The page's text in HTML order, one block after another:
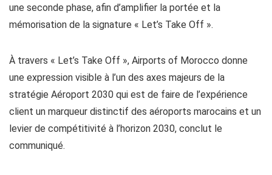
une seconde phase, afin d’amplifier la portée et la
mémorisation de la signature « Let’s Take Off ».
À travers « Let’s Take Off », Airports of Morocco donne
une expression visible à l’un des axes majeurs de la
stratégie Aéroport 2030 qui est de faire de l’expérience
client un marqueur distinctif des aéroports marocains et un
levier de compétitivité à l’horizon 2030, conclut le
communiqué.